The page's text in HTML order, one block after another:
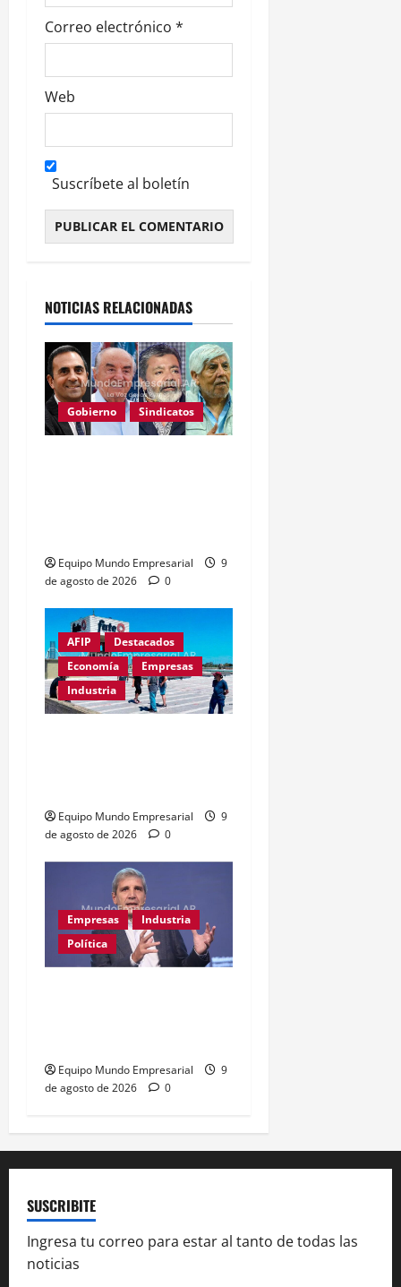
Correo electrónico *
Web
Suscríbete al boletín
NOTICIAS RELACIONADAS
Gobierno Sindicatos
Equipo Mundo Empresarial
9
de agosto de 2026
0
AFIP
Destacados
Economía
Empresas
Industria
Equipo Mundo Empresarial
9
de agosto de 2026
0
Empresas
Industria
Política
Equipo Mundo Empresarial
9
de agosto de 2026
0
SUSCRIBITE
Ingresa tu correo para estar al tanto de todas las
noticias